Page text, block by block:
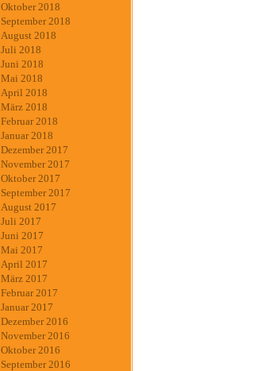
Oktober 2018
September 2018
August 2018
Juli 2018
Juni 2018
Mai 2018
April 2018
März 2018
Februar 2018
Januar 2018
Dezember 2017
November 2017
Oktober 2017
September 2017
August 2017
Juli 2017
Juni 2017
Mai 2017
April 2017
März 2017
Februar 2017
Januar 2017
Dezember 2016
November 2016
Oktober 2016
September 2016